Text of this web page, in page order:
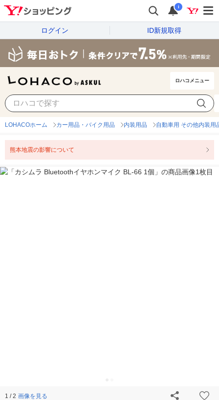
i
ログイン ID新規取得
ロハコメニュー
LOHACOホーム カー用品・バイク用品 内装用品 自動車用 その他内装用
熊本地震の影響について
1 / 2 画像を見る